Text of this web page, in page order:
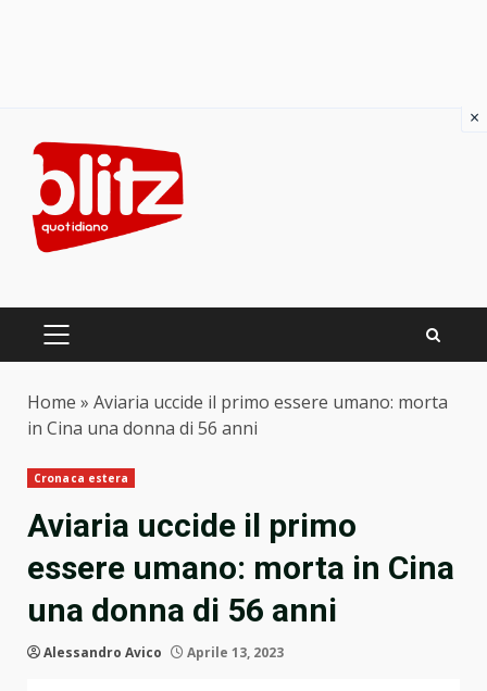
content
PRIMARY
Home » Aviaria uccide il primo essere umano: morta
in Cina una donna di 56 anni
Cronaca estera
Aviaria uccide il primo
essere umano: morta in Cina
una donna di 56 anni
Alessandro Avico Aprile 13, 2023
×